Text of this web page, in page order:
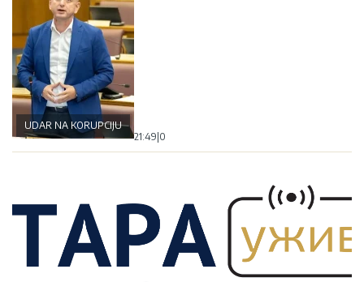
UDAR NA KORUPCIJU
21:49 0